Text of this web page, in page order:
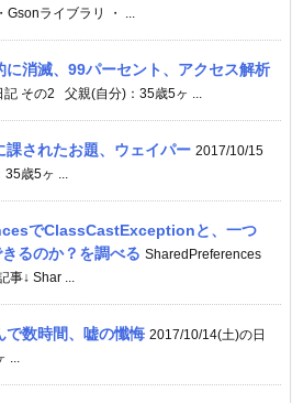
ライブラリ ・ ...
消滅、99パーセント、アクセス解析
その2 父親(自分)：35歳5ヶ ...
されたお題、ウェイパー 2017/10/15
歳5ヶ ...
でClassCastExceptionと、一つ
るのか？を調べる SharedPreferences
↓ Shar ...
で数時間、嘘の懺悔 2017/10/14(土)の日